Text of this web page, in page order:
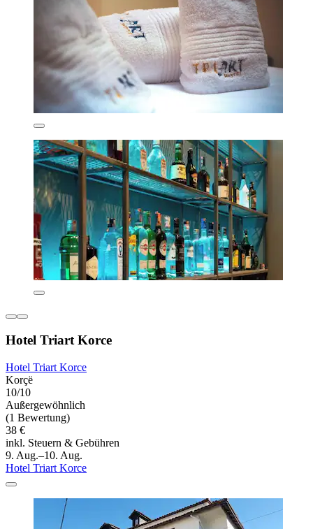
Hotel Triart Korce
Hotel Triart Korce
Korçë
10/10
Außergewöhnlich
(1 Bewertung)
38 €
inkl. Steuern & Gebühren
9. Aug.–10. Aug.
Hotel Triart Korce